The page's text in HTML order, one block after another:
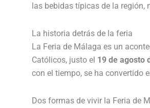
las bebidas típicas de la región,
La historia detrás de la feria
La Feria de Málaga es un
Católicos, justo el 19 de agosto
con el tiempo, se ha convertido
Dos formas de vivir la Feria de